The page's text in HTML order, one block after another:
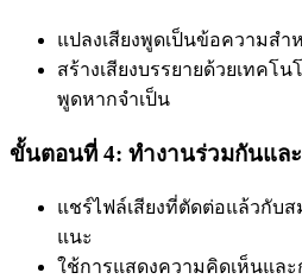
แปลงเสียงพูดเป็นข้อความส
สร้างเสียงบรรยายด้วยเทคโ
พูดหากจำเป็น
ขั้นตอนที่ 4: ทำงานร่วมกันแล
แชร์ไฟล์เสียงที่ตัดต่อแล้วกับ
แนะ
ใช้การแสดงความคิดเห็นและ